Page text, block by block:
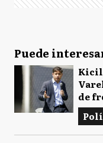
Puede
de